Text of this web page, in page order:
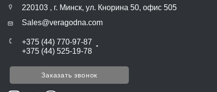
220103 , г. Минск, ул. Кнорина 50, офис 505
Sales@veragodna.com
+375 (44) 770-97-87
+375 (44) 525-19-78
Заказать звонок